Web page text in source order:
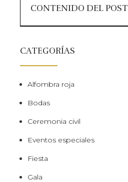
CONTENIDO DEL POST
CATEGORÍAS
Alfombra roja
Bodas
Ceremonia civil
Eventos especiales
Fiesta
Gala